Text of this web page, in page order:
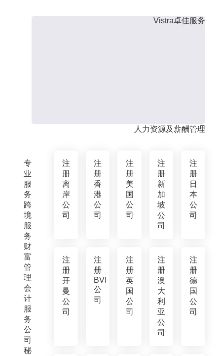
专
业
服
务
跨
境
服
务
财
富
管
理
会
计
服
务
公
司
秘
Vistra卓佳服务
人力资源及薪酬管理
注
册
离
岸
公
司
注
册
香
港
公
司
注
册
美
国
公
司
注
册
新
加
坡
公
司
注
册
日
本
公
司
注
册
开
曼
公
司
注
册
BVI
公
司
注
册
英
国
公
司
注
册
澳
大
利
亚
公
司
注
册
德
国
公
司